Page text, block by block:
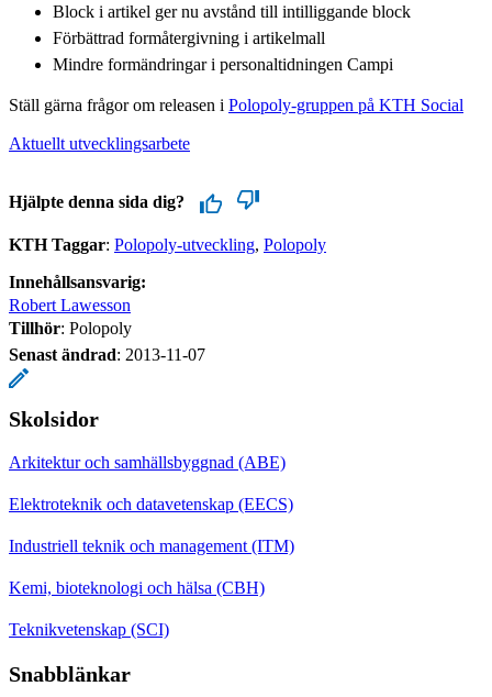
Block i artikel ger nu avstånd till intilliggande block
Förbättrad formåtergivning i artikelmall
Mindre formändringar i personaltidningen Campi
Ställ gärna frågor om releasen i Polopoly-gruppen på KTH Social
Aktuellt utvecklingsarbete
Hjälpte denna sida dig?
KTH Taggar: Polopoly-utveckling Polopoly
Innehållsansvarig:
Robert Lawesson
Tillhör: Polopoly
Senast ändrad: 2013-11-07
Skolsidor
Arkitektur och samhällsbyggnad (ABE)
Elektroteknik och datavetenskap (EECS)
Industriell teknik och management (ITM)
Kemi, bioteknologi och hälsa (CBH)
Teknikvetenskap (SCI)
Snabblänkar